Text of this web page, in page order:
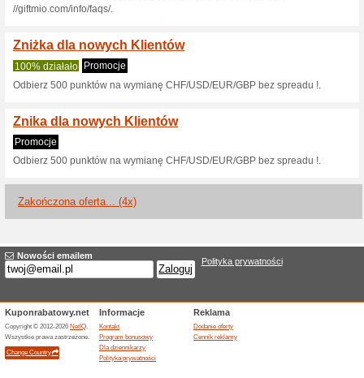
szybko
100% działało
Wykonaj szybko i płynnie w
różnych krajów.
Kantor internetowy
100% działało